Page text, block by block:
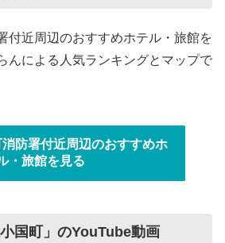
付近周辺のおすすめホテル・旅館を
んによる人気ランキングとマップで
防署付近周辺のおすすめホ
・旅館を見る
小国町」のYouTube動画